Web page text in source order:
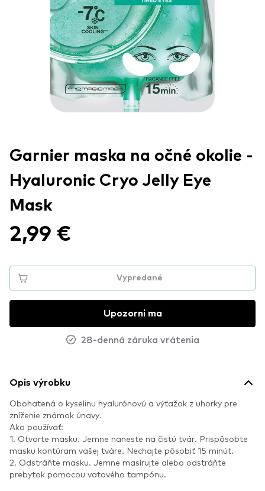
Garnier maska na očné okolie -
Hyaluronic Cryo Jelly Eye
Mask
2,99 €
Vypredané
Upozorni ma
28-denná záruka vrátenia
Opis výrobku
Obohatená o kyselinu hyalurónovú a výťažok z uhorky pre
zníženie známok únavy.
Ako používať:
1. Otvorte masku. Jemne naneste na čistú tvár. Prispôsobte
masku kontúram vašej tváre. Nechajte pôsobiť 15 minút.
2. Odstráňte masku. Jemne masírujte alebo odstráňte
prebytok pomocou vatového tampónu.